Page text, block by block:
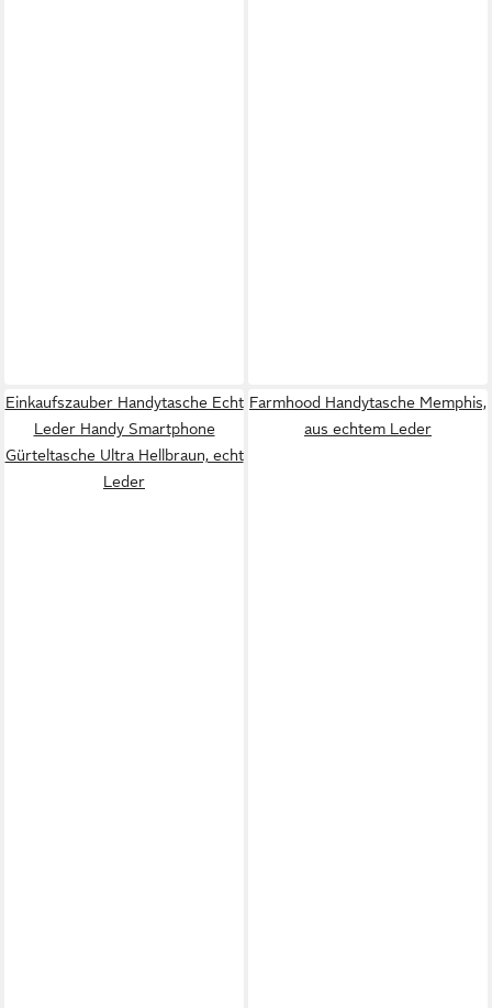
Einkaufszauber Handytasche Echt
Leder Handy Smartphone
Gürteltasche Ultra Hellbraun, echt
Leder
Farmhood Handytasche Memphis,
aus echtem Leder